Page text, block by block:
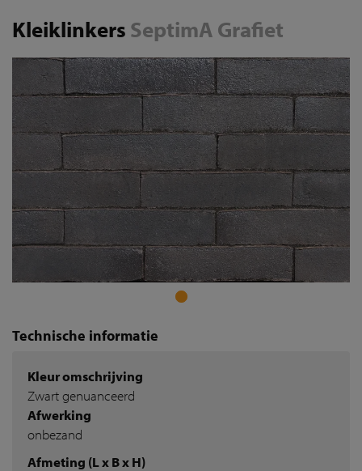
Kleiklinkers SeptimA Grafiet
Technische informatie
Kleur omschrijving
Zwart genuanceerd
Afwerking
onbezand
Afmeting (L x B x H)